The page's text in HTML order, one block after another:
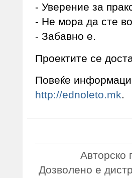
- Уверение за
- Не мора да сте
- Забавно е.
Проектите се
Повеќе
http://ednoleto.mk.
Авторско
Дозволено е